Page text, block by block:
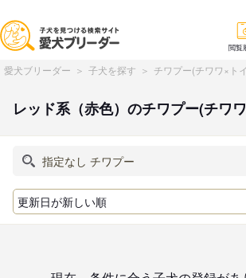
閲覧
愛犬ブリーダー 子犬を探す チワプー(チワワ×ト
レッド系（赤色）のチワプー(チワ